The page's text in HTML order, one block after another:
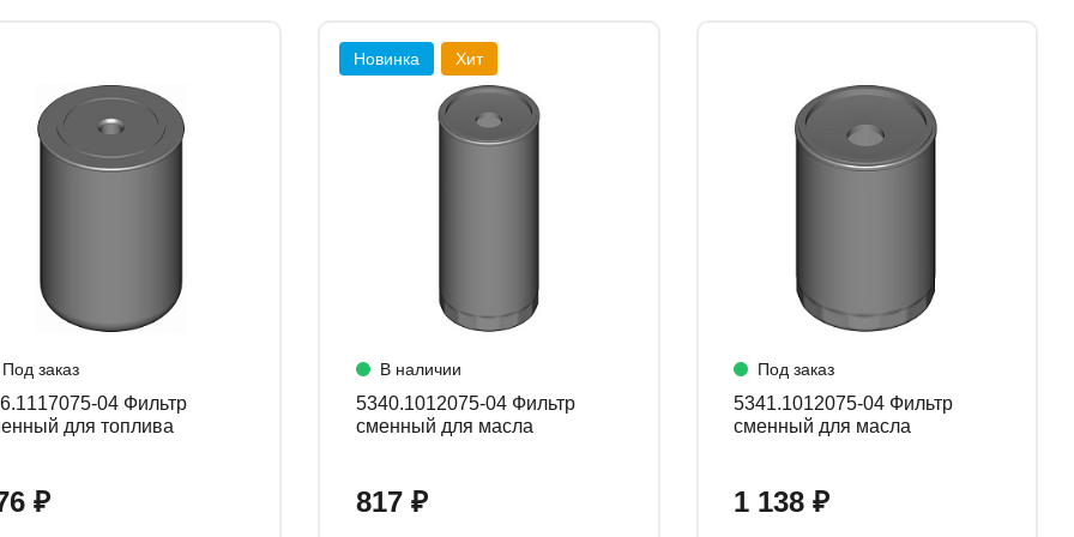
Под заказ
04 Фильтр
для топлива
₽
Новинка Хит
В наличии
5340.1012075-04 Фильтр
сменный для масла
817 ₽
Под заказ
5341.1012075-04 Фильтр
сменный для масла
1 138 ₽